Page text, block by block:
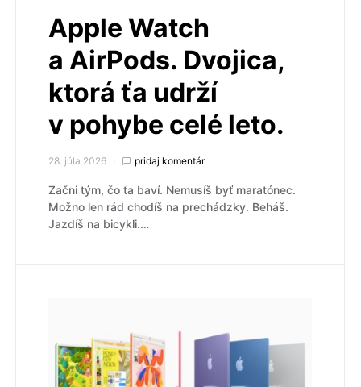
Apple Watch
a AirPods. Dvojica,
ktorá ťa udrží
v pohybe celé leto.
28. júla 2026 pridaj komentár
Začni tým, čo ťa baví. Nemusíš byť maratónec.
Možno len rád chodíš na prechádzky. Beháš.
Jazdíš na bicykli.…